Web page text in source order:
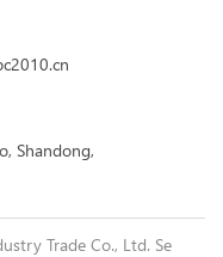
Shandong,
Trade Co., Ltd. Se